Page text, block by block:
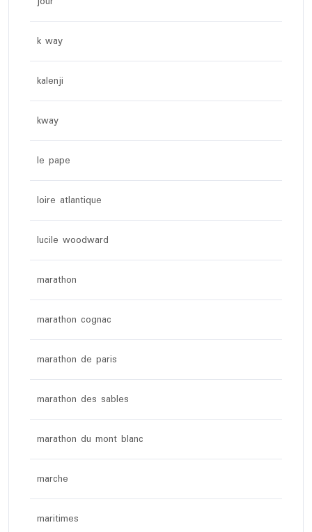
k way
kalenji
kway
le pape
loire atlantique
lucile woodward
marathon
marathon cognac
marathon de paris
marathon des sables
marathon du mont blanc
marche
maritimes